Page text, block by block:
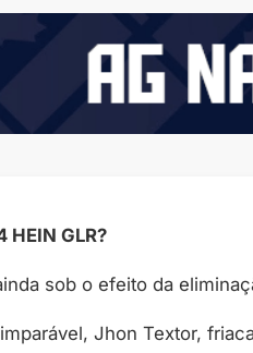
HEIN GLR?
sob o efeito da
Jhon Textor,